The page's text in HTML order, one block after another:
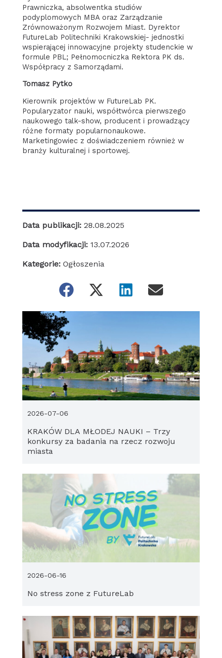
Prawniczka, absolwentka studiów
podyplomowych MBA oraz Zarządzanie
Zrównoważonym Rozwojem Miast. Dyrektor
FutureLab Politechniki Krakowskiej- jednostki
wspierającej innowacyjne projekty studenckie w
formule PBL; Pełnomocniczka Rektora PK ds.
Współpracy z Samorządami.
Tomasz Pytko
Kierownik projektów w FutureLab PK.
Popularyzator nauki, współtwórca pierwszego
naukowego talk-show, producent i prowadzący
różne formaty popularnonaukowe.
Marketingowiec z doświadczeniem również w
branży kulturalnej i sportowej.
Data publikacji: 28.08.2025
Data modyfikacji: 13.07.2026
Kategorie: Ogłoszenia
KRAKÓW DLA MŁODEJ NAUKI – Trzy
konkursy za badania na rzecz rozwoju
miasta
2026-07-06
No stress zone z FutureLab
2026-06-16